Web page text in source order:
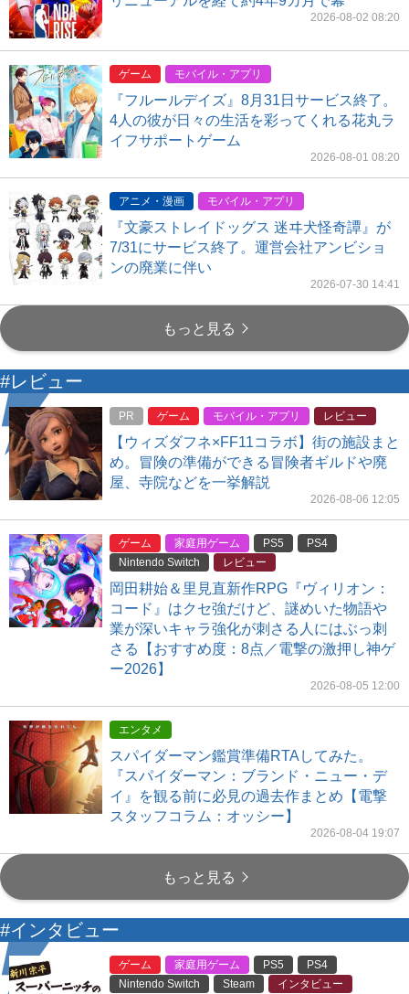
2026-08-02 08:20
ゲーム モバイル・アプリ
『フルールデイズ』8月31日サービス終了。
4人の彼が日々の生活を彩ってくれる花丸ラ
イフサポートゲーム
2026-08-01 08:20
アニメ・漫画 モバイル・アプリ
『文豪ストレイドッグス 迷ヰ犬怪奇譚』が
7/31にサービス終了。運営会社アンビショ
ンの廃業に伴い
2026-07-30 14:41
もっと見る
#レビュー
PR ゲーム モバイル・アプリ レビュー
【ウィズダフネ×FF11コラボ】街の施設まと
め。冒険の準備ができる冒険者ギルドや廃
屋、寺院などを一挙解説
2026-08-06 12:05
ゲーム 家庭用ゲーム PS5
PS4
Nintendo Switch
レビュー
岡田耕始＆里見直新作RPG『ヴィリオン：
コード』はクセ強だけど、謎めいた物語や
業が深いキャラ強化が刺さる人にはぶっ刺
さる【おすすめ度：8点／電撃の激押し神ゲ
ー2026】
2026-08-05 12:00
エンタメ
スパイダーマン鑑賞準備RTAしてみた。
『スパイダーマン：ブランド・ニュー・デ
イ』を観る前に必見の過去作まとめ【電撃
スタッフコラム：オッシー】
2026-08-04 19:07
もっと見る
#インタビュー
ゲーム 家庭用ゲーム PS5
PS4
Nintendo Switch
Steam インタビュー